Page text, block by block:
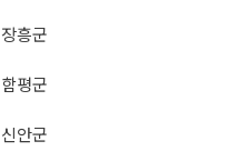
장흥군
함평군
신안군